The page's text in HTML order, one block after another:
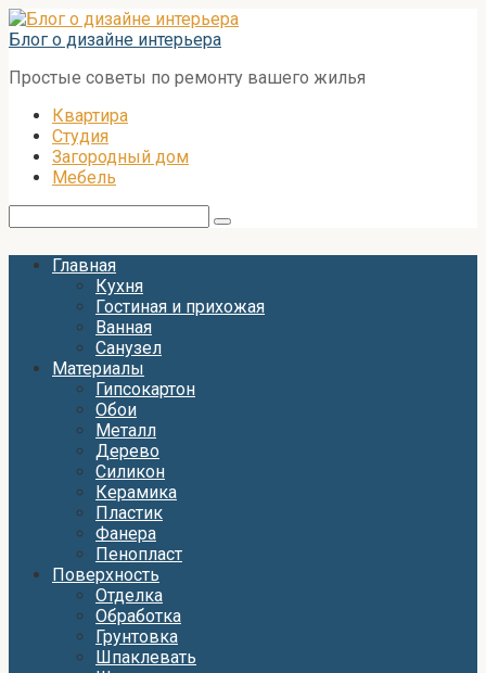
Перейти
к
Блог о дизайне интерьера
Простые советы по ремонту вашего жилья
Квартира
Студия
Загородный дом
Мебель
Главная
Кухня
Гостиная и прихожая
Ванная
Санузел
Материалы
Гипсокартон
Обои
Металл
Дерево
Силикон
Керамика
Пластик
Фанера
Пенопласт
Поверхность
Отделка
Обработка
Грунтовка
Шпаклевать